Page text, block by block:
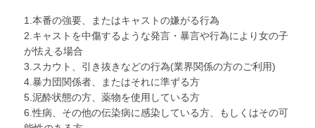
1.本番の強要、またはキャストの嫌がる行為
2.キャストを中傷するような発言・暴言や行為により女の子
が怯える場合
3.スカウト、引き抜きなどの行為(業界関係の方のご利用)
4.暴力団関係者、またはそれに準ずる方
5.泥酔状態の方、薬物を使用している方
6.性病、その他の伝染病に感染している方、もしくはその可